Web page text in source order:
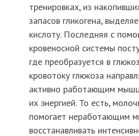
тренировках, из
запасов гликогена,
кислоту. Последняя с
кровеносной системы
где преобразуется в
кровотоку глюкоза
активно работающим
их энергией. То есть,
помогает неработающим
восстанавливать